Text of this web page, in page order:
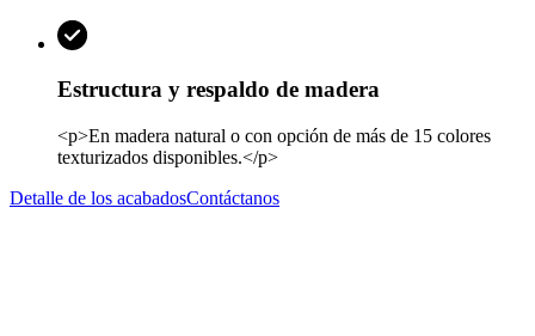
Estructura y respaldo de madera
<p>En madera natural o con opción de más de 15 colores
texturizados disponibles.</p>
Detalle de los acabadosContáctanos